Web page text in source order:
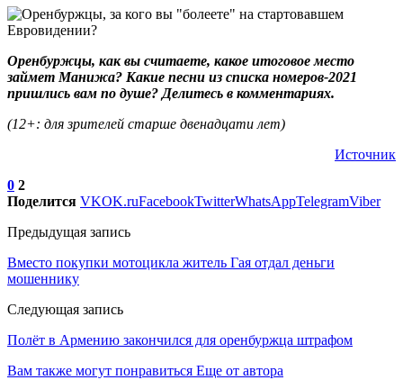
Оренбуржцы, как вы считаете, какое итоговое место
займет Манижа? Какие песни из списка номеров-2021
пришлись вам по душе? Делитесь в комментариях.
(12+: для зрителей старше двенадцати лет)
Источник
0 2
Поделится VKOK.ruFacebookTwitterWhatsAppTelegramViber
Предыдущая запись
Вместо покупки мотоцикла житель Гая отдал деньги
мошеннику
Следующая запись
Полёт в Армению закончился для оренбуржца штрафом
Вам также могут понравиться Еще от автора